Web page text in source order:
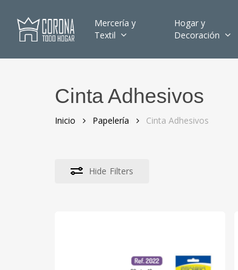
Mercería y
Textil
Hogar y
Decoración
Cinta Adhesivos
Inicio Papelería Cinta Adhesivos
Hide Filters